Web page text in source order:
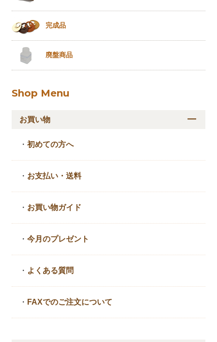
完成品
廃盤商品
Shop Menu
お買い物
・初めての方へ
・ お支払い・送料
・ お買い物ガイド
・今月のプレゼント
・ よくある質問
・ FAXでのご注文について